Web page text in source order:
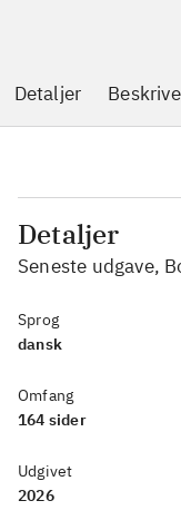
Detaljer
Detaljer
Seneste udgave,
Sprog
dansk
Omfang
164 sider
Udgivet
2026